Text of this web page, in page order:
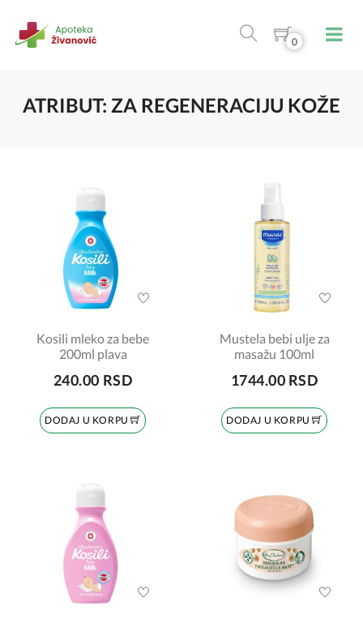
0
ATRIBUT: ZA REGENERACIJU KOŽE
Kosili mleko za bebe
200ml plava
240.00 RSD
DODAJ U KORPU
Mustela bebi ulje za
masažu 100ml
1744.00 RSD
DODAJ U KORPU